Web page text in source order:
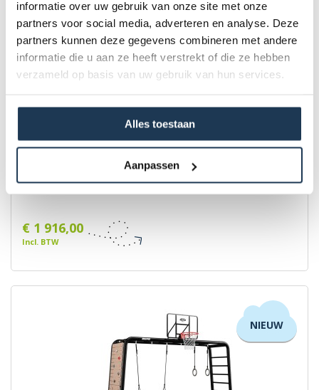
informatie over uw gebruik van onze site met onze
partners voor social media, adverteren en analyse. Deze
partners kunnen deze gegevens combineren met andere
informatie die u aan ze heeft verstrekt of die ze hebben
verzameld op basis van uw gebruik van hun services.
Alles toestaan
Aanpassen
NIEUW
BERG PlayBase Large LT + Toddler Set
€ 1 916,00
Incl. BTW
NIEUW